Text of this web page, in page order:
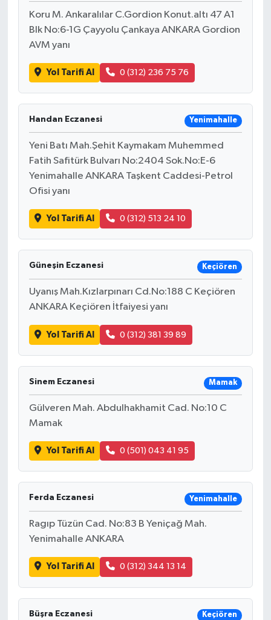
Koru M. Ankaralılar C.Gordion Konut.altı 47 A1
Blk No:6-1G Çayyolu Çankaya ANKARA Gordion
AVM yanı
Yol Tarifi Al 0 (312) 236 75 76
Handan Eczanesi Yenimahalle
Yeni Batı Mah.Şehit Kaymakam Muhemmed
Fatih Safitürk Bulvarı No:2404 Sok.No:E-6
Yenimahalle ANKARA Taşkent Caddesi-Petrol
Ofisi yanı
Yol Tarifi Al 0 (312) 513 24 10
Güneşin Eczanesi Keçiören
Uyanış Mah.Kızlarpınarı Cd.No:188 C Keçiören
ANKARA Keçiören İtfaiyesi yanı
Yol Tarifi Al 0 (312) 381 39 89
Sinem Eczanesi Mamak
Gülveren Mah. Abdulhakhamit Cad. No:10 C
Mamak
Yol Tarifi Al 0 (501) 043 41 95
Ferda Eczanesi Yenimahalle
Ragıp Tüzün Cad. No:83 B Yeniçağ Mah.
Yenimahalle ANKARA
Yol Tarifi Al 0 (312) 344 13 14
Büşra Eczanesi Keçiören